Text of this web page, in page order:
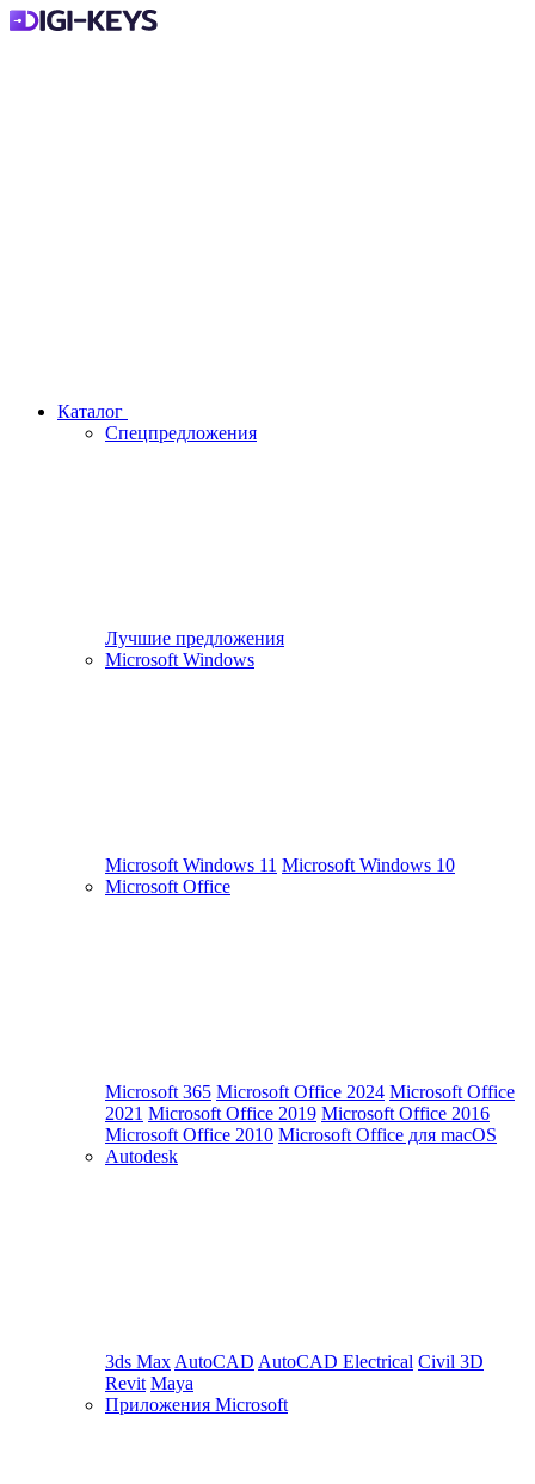
Каталог
Спецпредложения
Лучшие предложения
Microsoft Windows
Microsoft Windows 11 Microsoft Windows 10
Microsoft Office
Microsoft 365 Microsoft Office 2024 Microsoft Office
2021 Microsoft Office 2019 Microsoft Office 2016
Microsoft Office 2010 Microsoft Office для macOS
Autodesk
3ds Max AutoCAD AutoCAD Electrical Civil 3D
Revit Maya
Приложения Microsoft